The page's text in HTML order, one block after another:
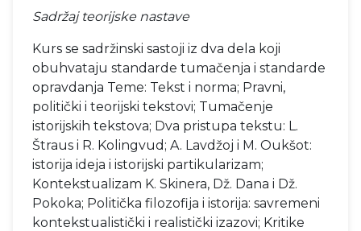
Sadržaj teorijske nastave
Kurs se sadržinski sastoji iz dva dela koji
obuhvataju standarde tumačenja i standarde
opravdanja Teme: Tekst i norma; Pravni,
politički i teorijski tekstovi; Tumačenje
istorijskih tekstova; Dva pristupa tekstu: L.
Štraus i R. Kolingvud; A. Lavdžoj i M. Oukšot:
istorija ideja i istorijski partikularizam;
Kontekstualizam K. Skinera, Dž. Dana i Dž.
Pokoka; Politička filozofija i istorija: savremeni
kontekstualistički i realistički izazovi; Kritike